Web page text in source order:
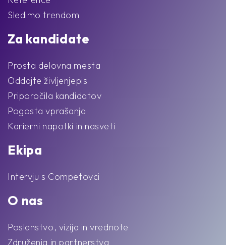
Sledimo trendom
Za kandidate
Prosta delovna mesta
Oddajte življenjepis
Priporočila kandidatov
Pogosta vprašanja
Karierni napotki in nasveti
Ekipa
Intervju s Competovci
O nas
Poslanstvo, vizija in vrednote
Združenja in partnerstva